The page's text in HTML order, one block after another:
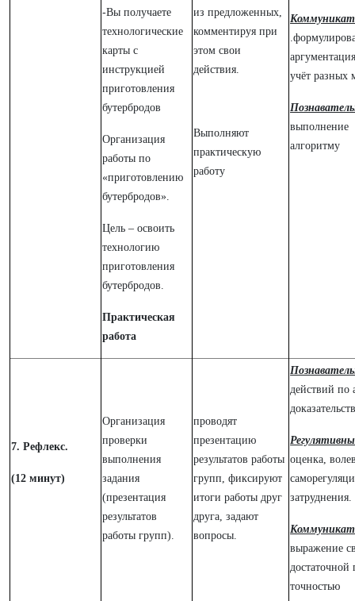
-Вы получаете
технологические
карты с
инструкцией
приготовления
бутербродов
Организация
работы по
«приготовлению
бутербродов».
Цель – освоить
технологию
приготовления
бутербродов.
Практическая
работа
из предложенных,
комментируя при
этом свои
действия.
Выполняют
практическую
работу
учёт разных
алгоритму
7. Рефлекс.
(12 минут)
Организация
проверки
выполнения
задания
(презентация
результатов
работы групп).
проводят
презентацию
результатов работы
групп, фиксируют
итоги работы друг
друга, задают
вопросы.
действий по
оценка,
затруднения.
выражение
достаточной
точностью